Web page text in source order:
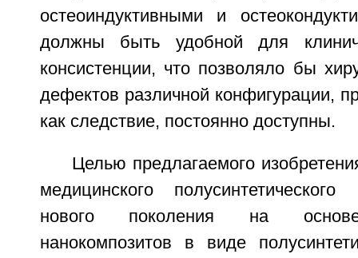
остеоиндуктивными и
должны быть удобной для
консистенции, что позволяло бы
дефектов различной конфигурации,
как следствие, постоянно доступны.
Целью предлагаемого
медицинского полусинтетического
нового поколения на
нанокомпозитов в виде